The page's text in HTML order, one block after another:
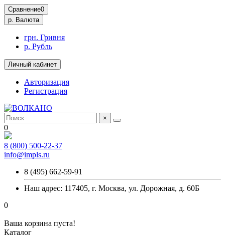
Сравнение0
р. Валюта
грн. Гривня
р. Рубль
Личный кабинет
Авторизация
Регистрация
×
0
8 (800) 500-22-37
info@impls.ru
8 (495) 662-59-91
Наш адрес: 117405, г. Москва, ул. Дорожная, д. 60Б
0
Ваша корзина пуста!
Каталог